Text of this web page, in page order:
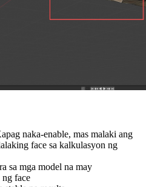
naka-enable, mas malaki ang
face sa kalkulasyon ng
sa mga model na may
face